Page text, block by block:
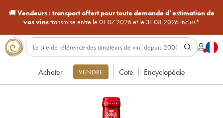
🚚Vendeurs : transport offert pour toute demande d’estimation de
vos vinstransmise entre le 01.07.2026 et le 31.08.2026 inclus*
Acheter VENDRE Cote Encyclopédie